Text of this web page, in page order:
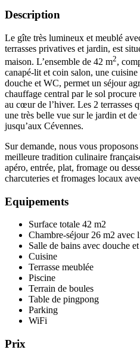
Description
Le gîte très lumineux et meublé
terrasses privatives et jardin, est
maison. L’ensemble de 42 m2,
canapé-lit et coin salon, une
douche et WC, permet un séjour
chauffage central par le sol
au cœur de l’hiver. Les 2 terrasses
une très belle vue sur le jardin et de
jusqu’aux Cévennes.
Sur demande, nous vous
meilleure tradition culinaire
apéro, entrée, plat, fromage ou
charcuteries et fromages locaux
Equipements
Surface totale 42 m2
Chambre-séjour 26 m2 avec
Salle de bains avec douche
Cuisine
Terrasse meublée
Piscine
Terrain de boules
Table de pingpong
Parking
WiFi
Prix